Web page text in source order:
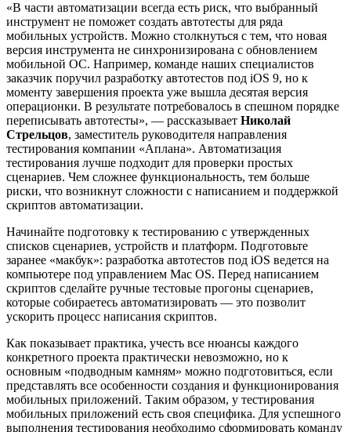
«В части автоматизации всегда есть риск, что выбранный
инструмент не поможет создать автотесты для ряда
мобильных устройств. Можно столкнуться с тем, что новая
версия инструмента не синхронизирована с обновлением
мобильной ОС. Например, команде наших специалистов
заказчик поручил разработку автотестов под iOS 9, но к
моменту завершения проекта уже вышла десятая версия
операционки. В результате потребовалось в спешном порядке
переписывать автотесты», — рассказывает Николай
Стрельцов, заместитель руководителя направления
тестирования компании «Аплана». Автоматизация
тестирования лучше подходит для проверки простых
сценариев. Чем сложнее функциональность, тем больше
риски, что возникнут сложности с написанием и поддержкой
скриптов автоматизации.
Начинайте подготовку к тестированию с утвержденных
списков сценариев, устройств и платформ. Подготовьте
заранее «макбук»: разработка автотестов под iOS ведется на
компьютере под управлением Mac OS. Перед написанием
скриптов сделайте ручные тестовые прогоны сценариев,
которые собираетесь автоматизировать — это позволит
ускорить процесс написания скриптов.
Как показывает практика, учесть все нюансы каждого
конкретного проекта практически невозможно, но к
основным «подводным камням» можно подготовиться, если
представлять все особенности создания и функционирования
мобильных приложений. Таким образом, у тестирования
мобильных приложений есть своя специфика. Для успешного
выполнения тестирования необходимо сформировать команду